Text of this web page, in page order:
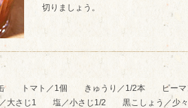
切りましょう。
缶 トマト／1個 きゅうり／1/2本 ピーマ
さじ1 塩／小さじ1/2 黒こしょう／少々